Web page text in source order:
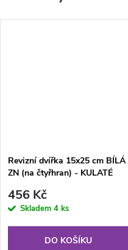
Revizní dvířka 15x25 cm BÍLÁ
ZN (na čtyřhran) - KULATÉ
456 Kč
Skladem 4 ks
DO KOŠÍKU